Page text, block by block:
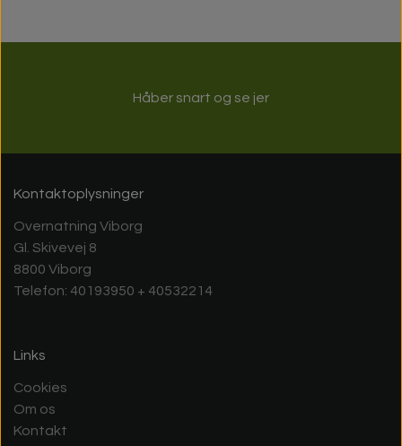
Håber snart og se jer
Kontaktoplysninger
Overnatning Viborg
Gl. Skivevej 8
8800 Viborg
Telefon: 40193950 + 40532214
Links
Cookies
Om os
Kontakt